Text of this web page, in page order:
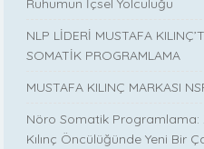
Ruhumun İçsel Yolculuğu
NLP LİDERİ MUSTAFA
SOMATİK PROGRAMLAMA
MUSTAFA KILINÇ MARKASI
Nöro Somatik Programlama:
Kılınç Öncülüğünde Yeni Bir